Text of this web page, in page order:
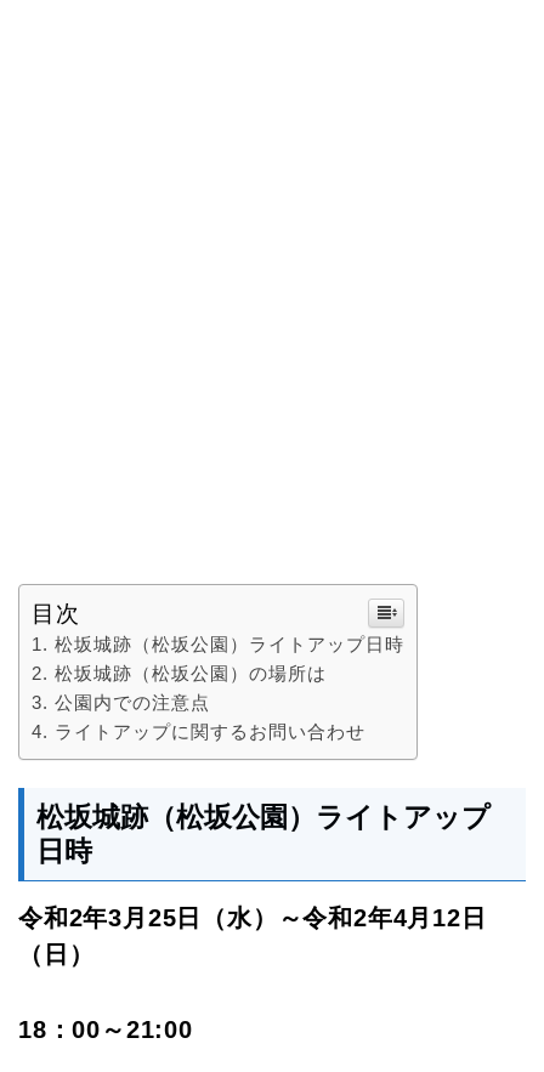
目次
松坂城跡（松坂公園）ライトアップ日時
松坂城跡（松坂公園）の場所は
公園内での注意点
ライトアップに関するお問い合わせ
松坂城跡（松坂公園）ライトアップ
日時
令和2年3月25日（水）～令和2年4月12日
（日）
18：00～21:00